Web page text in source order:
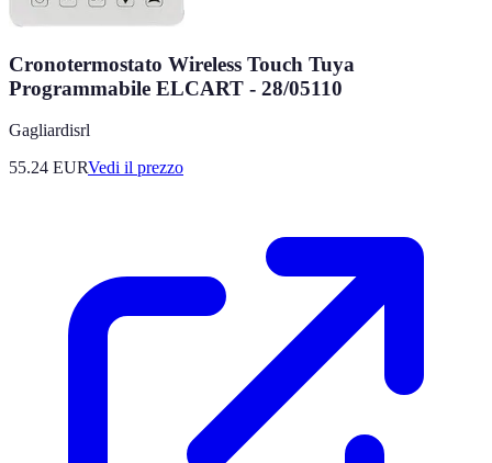
Cronotermostato Wireless Touch Tuya
Programmabile ELCART - 28/05110
Gagliardisrl
55.24 EURVedi il prezzo